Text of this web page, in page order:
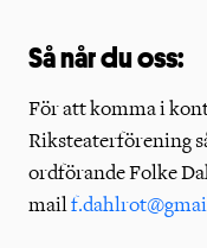
Så når du oss:
För att komma i
Riksteaterförening
ordförande Folke
mail